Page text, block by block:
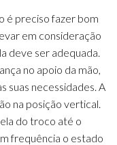
é preciso fazer bom
em consideração
deve ser adequada.
no apoio da mão,
suas necessidades. A
na posição vertical.
do troco até o
frequência o estado